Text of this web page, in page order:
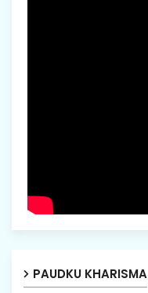
PAUDKU KHARISMA